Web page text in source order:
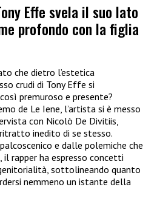
Effe svela il suo lato
profondo con la figlia
che dietro l’estetica
crudi di Tony Effe si
premuroso e presente?
de Le Iene, l’artista si è messo
con Nicolò De Divitiis,
inedito di se stesso.
e dalle polemiche che
il rapper ha espresso concetti
sottolineando quanto
nemmeno un istante della